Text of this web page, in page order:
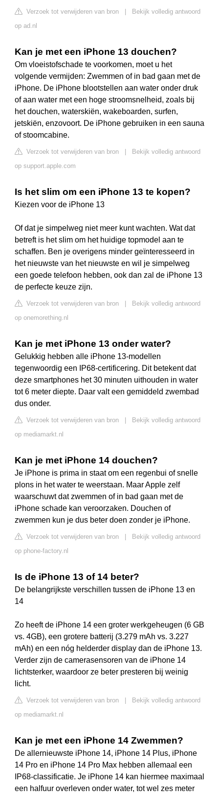
Verzoek tot verwijderen van bron
Bekijk volledig antwoord
op ad.nl
Kan je met een iPhone 13 douchen?
Om vloeistofschade te voorkomen, moet u het
volgende vermijden: Zwemmen of in bad gaan met de
iPhone. De iPhone blootstellen aan water onder druk
of aan water met een hoge stroomsnelheid, zoals bij
het douchen, waterskiën, wakeboarden, surfen,
jetskiën, enzovoort. De iPhone gebruiken in een sauna
of stoomcabine.
Verzoek tot verwijderen van bron
Bekijk volledig antwoord
op support.apple.com
Is het slim om een iPhone 13 te kopen?
Kiezen voor de iPhone 13
Of dat je simpelweg niet meer kunt wachten. Wat dat
betreft is het slim om het huidige topmodel aan te
schaffen. Ben je overigens minder geïnteresseerd in
het nieuwste van het nieuwste en wil je simpelweg
een goede telefoon hebben, ook dan zal de iPhone 13
de perfecte keuze zijn.
Verzoek tot verwijderen van bron
Bekijk volledig antwoord
op onemorething.nl
Kan je met iPhone 13 onder water?
Gelukkig hebben alle iPhone 13-modellen
tegenwoordig een IP68-certificering. Dit betekent dat
deze smartphones het 30 minuten uithouden in water
tot 6 meter diepte. Daar valt een gemiddeld zwembad
dus onder.
Verzoek tot verwijderen van bron
Bekijk volledig antwoord
op mediamarkt.nl
Kan je met iPhone 14 douchen?
Je iPhone is prima in staat om een regenbui of snelle
plons in het water te weerstaan. Maar Apple zelf
waarschuwt dat zwemmen of in bad gaan met de
iPhone schade kan veroorzaken. Douchen of
zwemmen kun je dus beter doen zonder je iPhone.
Verzoek tot verwijderen van bron
Bekijk volledig antwoord
op phone-factory.nl
Is de iPhone 13 of 14 beter?
De belangrijkste verschillen tussen de iPhone 13 en
14
Zo heeft de iPhone 14 een groter werkgeheugen (6 GB
vs. 4GB), een grotere batterij (3.279 mAh vs. 3.227
mAh) en een nóg helderder display dan de iPhone 13.
Verder zijn de camerasensoren van de iPhone 14
lichtsterker, waardoor ze beter presteren bij weinig
licht.
Verzoek tot verwijderen van bron
Bekijk volledig antwoord
op mediamarkt.nl
Kan je met een iPhone 14 Zwemmen?
De allernieuwste iPhone 14, iPhone 14 Plus, iPhone
14 Pro en iPhone 14 Pro Max hebben allemaal een
IP68-classificatie. Je iPhone 14 kan hiermee maximaal
een halfuur overleven onder water, tot wel zes meter